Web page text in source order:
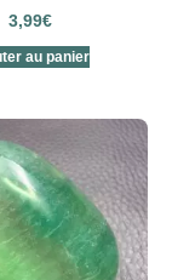
3,99€
au panier